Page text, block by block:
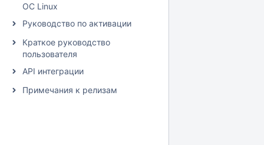
ОС Linux
Руководство по активации
Краткое руководство
пользователя
API интеграции
Примечания к релизам